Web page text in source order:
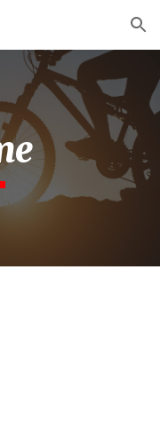
Skip to navigation